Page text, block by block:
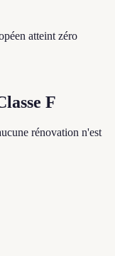
atteint zéro
F
rénovation n'est